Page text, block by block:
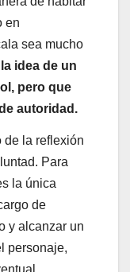
en
sea mucho
la idea de un
pero que
autoridad.
de la reflexión
Para
la única
de
y alcanzar un
personaje,